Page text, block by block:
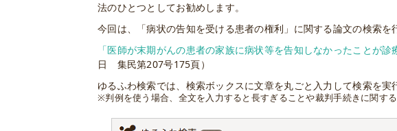
法のひとつとしてお勧めします。
今回は、「病状の告知を受ける患者の権利」に関する論文の検索
「医師が末期がんの患者の家族に病状等を告知しなかったことが
日 集民第207号175頁）
ゆるふわ検索では、検索ボックスに文章を丸ごと入力して検索を実
※判例を使う場合、全文を入力すると長すぎることや裁判手続きに関す